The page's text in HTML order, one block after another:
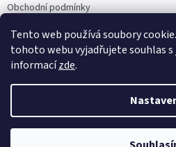
Tento web používá soubory
tohoto webu vyjadřujete souhlas s
informacízde.
Obchodní podmínky
Doprava a platba
Vytvořil